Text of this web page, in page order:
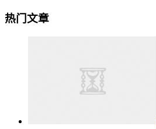
热门文章